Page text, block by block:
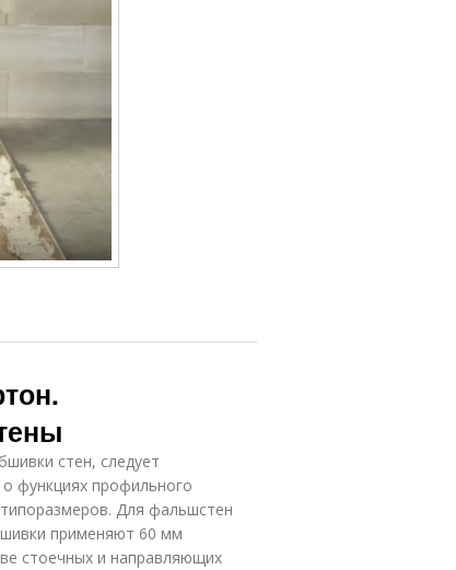
стен, следует
функциях профильного
Для фальшстен
применяют 60 мм
стоечных и направляющих